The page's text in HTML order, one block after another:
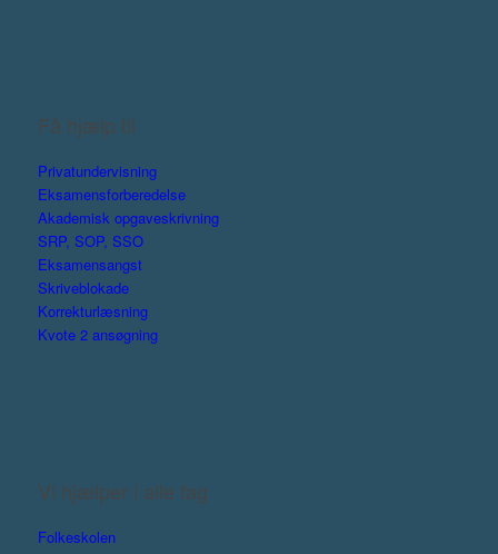
Få hjælp til
Privatundervisning
Eksamensforberedelse
Akademisk opgaveskrivning
SRP, SOP, SSO
Eksamensangst
Skriveblokade
Korrekturlæsning
Kvote 2 ansøgning
Vi hjælper i alle fag
Folkeskolen